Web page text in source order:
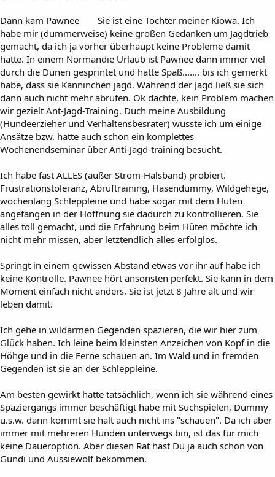
Dann kam Pawnee
Sie ist eine Tochter meiner Kiowa. Ich
habe mir (dummerweise) keine großen Gedanken um Jagdtrieb
gemacht, da ich ja vorher überhaupt keine Probleme damit
hatte. In einem Normandie Urlaub ist Pawnee dann immer viel
durch die Dünen gesprintet und hatte Spaß....... bis ich gemerkt
habe, dass sie Kanninchen jagd. Während der Jagd ließ sie sich
dann auch nicht mehr abrufen. Ok dachte, kein Problem machen
wir gezielt Ant-Jagd-Training. Duch meine Ausbildung
(Hundeerzieher und Verhaltensbesrater) wusste ich um einige
Ansätze bzw. hatte auch schon ein komplettes
Wochenendseminar über Anti-Jagd-training besucht.
Ich habe fast ALLES (außer Strom-Halsband) probiert.
Frustrationstoleranz, Abruftraining, Hasendummy, Wildgehege,
wochenlang Schleppleine und habe sogar mit dem Hüten
angefangen in der Hoffnung sie dadurch zu kontrollieren. Sie
alles toll gemacht, und die Erfahrung beim Hüten möchte ich
nicht mehr missen, aber letztendlich alles erfolglos.
Springt in einem gewissen Abstand etwas vor ihr auf habe ich
keine Kontrolle. Pawnee hört ansonsten perfekt. Sie kann in dem
Moment einfach nicht anders. Sie ist jetzt 8 Jahre alt und wir
leben damit.
Ich gehe in wildarmen Gegenden spazieren, die wir hier zum
Glück haben. Ich leine beim kleinsten Anzeichen von Kopf in die
Höhge und in die Ferne schauen an. Im Wald und in fremden
Gegenden ist sie an der Schleppleine.
Am besten gewirkt hatte tatsächlich, wenn ich sie während eines
Spaziergangs immer beschäftigt habe mit Suchspielen, Dummy
u.s.w. dann kommt sie halt auch nicht ins "schauen". Da ich aber
immer mit mehreren Hunden unterwegs bin, ist das für mich
keine Daueroption. Aber diesen Rat hast Du ja auch schon von
Gundi und Aussiewolf bekommen.